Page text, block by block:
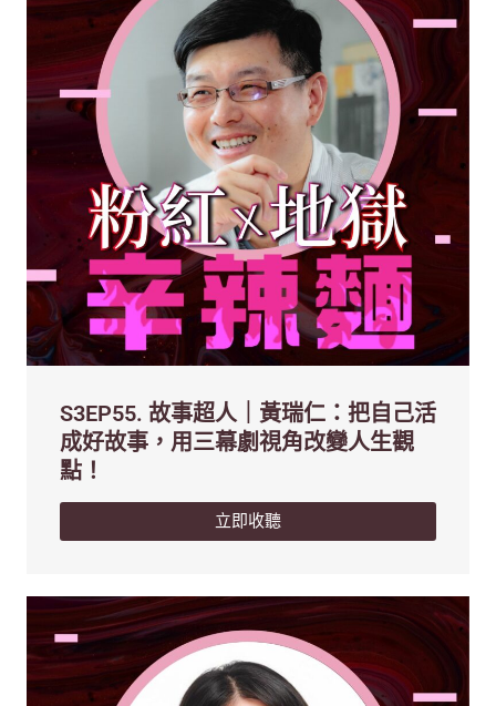
S3EP55. 故事超人｜黃瑞仁：把自己活
成好故事，用三幕劇視角改變人生觀
點！
立即收聽